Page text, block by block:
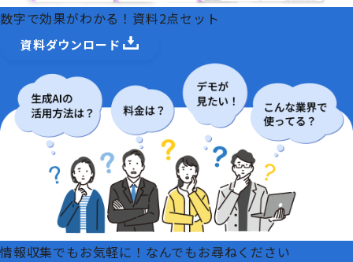
数字で効果がわかる！資料2点セット
資料ダウンロード
情報収集でもお気軽に！なんでもお尋ねください